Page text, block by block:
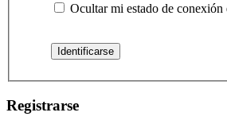
Ocultar mi estado de conexión
Registrarse